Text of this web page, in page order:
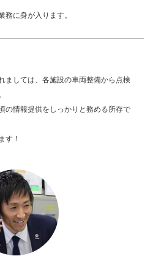
務に身が入ります。
ましては、各施設の車両整備から点検
の情報提供をしっかりと務める所存で
す！